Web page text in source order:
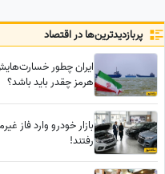
پربازدید‌ترین‌ها در اقتصاد
ایران چطور
هرمز چقدر باید باشد؟
بازار خودرو وارد فاز
رفتند!